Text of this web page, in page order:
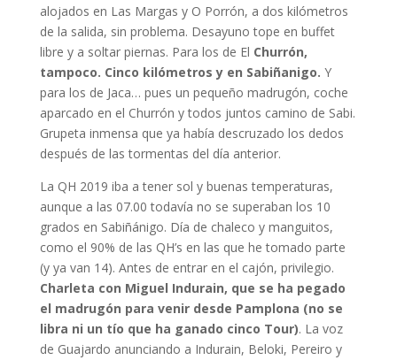
alojados en Las Margas y O Porrón, a dos kilómetros
de la salida, sin problema. Desayuno tope en buffet
libre y a soltar piernas. Para los de El Churrón,
tampoco. Cinco kilómetros y en Sabiñanigo. Y
para los de Jaca… pues un pequeño madrugón, coche
aparcado en el Churrón y todos juntos camino de Sabi.
Grupeta inmensa que ya había descruzado los dedos
después de las tormentas del día anterior.
La QH 2019 iba a tener sol y buenas temperaturas,
aunque a las 07.00 todavía no se superaban los 10
grados en Sabiñánigo. Día de chaleco y manguitos,
como el 90% de las QH’s en las que he tomado parte
(y ya van 14). Antes de entrar en el cajón, privilegio.
Charleta con Miguel Indurain, que se ha pegado
el madrugón para venir desde Pamplona (no se
libra ni un tío que ha ganado cinco Tour). La voz
de Guajardo anunciando a Indurain, Beloki, Pereiro y